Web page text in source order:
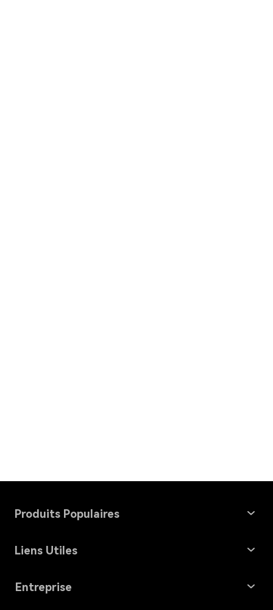
Produits Populaires
Windows Data Recovery
File Repair
Liens Utiles
Récupération de Carte Mémoire
Entreprise